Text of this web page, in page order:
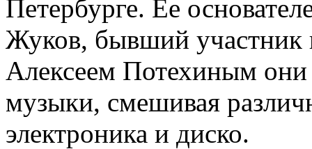
Петербурге. Ее
Жуков, бывший
Алексеем Потехиным они
музыки, смешивая
электроника и диско.